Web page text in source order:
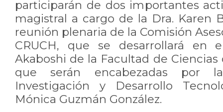
participarán de dos importantes
magistral a cargo de la Dra. Karen
reunión plenaria de la Comisión
CRUCH, que se desarrollará en
Akaboshi de la Facultad de
que serán encabezadas por
Investigación y Desarrollo
Mónica Guzmán González.